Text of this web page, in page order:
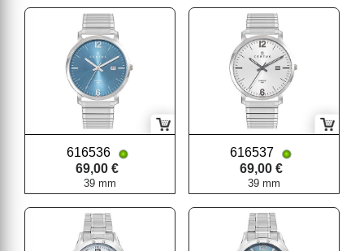
616536
69,00 €
39 mm
616537
69,00 €
39 mm